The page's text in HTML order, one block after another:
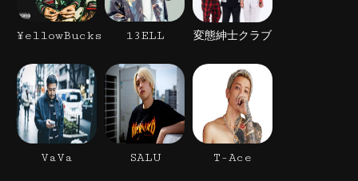
¥ellowBucks 13ELL 変態紳士クラブ
VaVa SALU T-Ace